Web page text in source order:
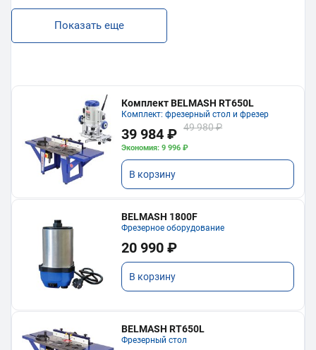
Показать еще
Комплект BELMASH RT650L
Комплект: фрезерный стол и фрезер
39 984 ₽ 49 980 ₽
Экономия: 9 996 ₽
В корзину
BELMASH 1800F
Фрезерное оборудование
20 990 ₽
В корзину
BELMASH RT650L
Фрезерный стол